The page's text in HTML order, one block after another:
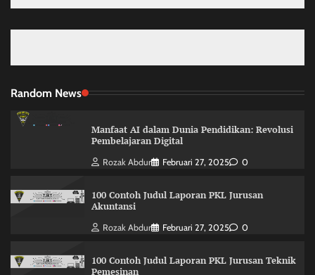
Random News
Manfaat AI dalam Dunia Pendidikan: Revolusi
Pembelajaran Digital
Rozak Abdur Februari 27, 2025 0
100 Contoh Judul Laporan PKL Jurusan
Akuntansi
Rozak Abdur Februari 27, 2025 0
100 Contoh Judul Laporan PKL Jurusan Teknik
Pemesinan